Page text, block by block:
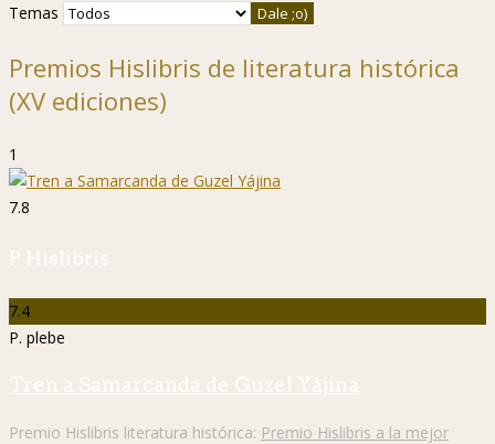
Temas
Premios Hislibris de literatura histórica
(XV ediciones)
1
7.8
P. Hislibris
7.4
P. plebe
Tren a Samarcanda de Guzel Yájina
Premio Hislibris literatura histórica: Premio Hislibris a la mejor